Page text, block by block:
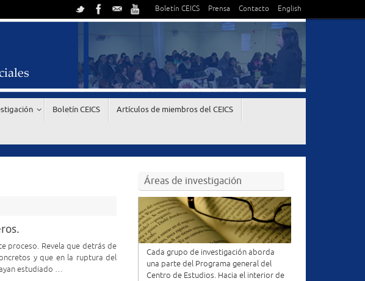
Boletín CEICS Prensa Contacto English
Boletín CEICS Artículos de miembros del CEICS
proceso. Revela que detrás de
y que en la ruptura del
estudiado …
Áreas de investigación
Cada grupo de investigación aborda
una parte del Programa general del
Centro de Estudios. Hacia el interior de